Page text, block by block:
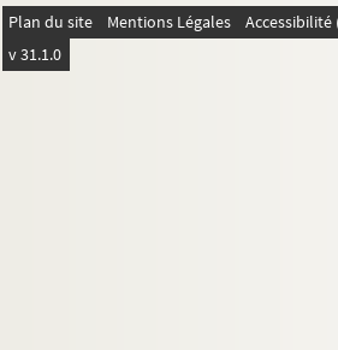
GM 1909. Village
GM 1910. Village : porte d'entrée «
Plan du site Mentions Légales
v 31.1.0